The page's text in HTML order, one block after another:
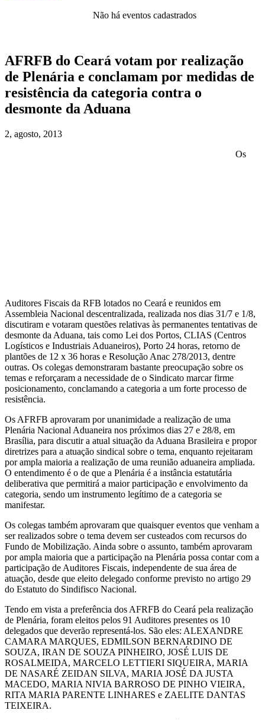
Estudos Técnicos
Ficha Cadastral
Jurídico
Cinemateca
Cultura
Links recomendados
Não há eventos cadastrados
AFRFB do Ceará votam por realização
de Plenária e conclamam por medidas de
resistência da categoria contra o
desmonte da Aduana
2, agosto, 2013
Os
Auditores Fiscais da RFB lotados no Ceará e reunidos em
Assembleia Nacional descentralizada, realizada nos dias 31/7 e 1/8,
discutiram e votaram questões relativas às permanentes tentativas de
desmonte da Aduana, tais como Lei dos Portos, CLIAS (Centros
Logísticos e Industriais Aduaneiros), Porto 24 horas, retorno de
plantões de 12 x 36 horas e Resolução Anac 278/2013, dentre
outras. Os colegas demonstraram bastante preocupação sobre os
temas e reforçaram a necessidade de o Sindicato marcar firme
posicionamento, conclamando a categoria a um forte processo de
resistência.
Os AFRFB aprovaram por unanimidade a realização de uma
Plenária Nacional Aduaneira nos próximos dias 27 e 28/8, em
Brasília, para discutir a atual situação da Aduana Brasileira e propor
diretrizes para a atuação sindical sobre o tema, enquanto rejeitaram
por ampla maioria a realização de uma reunião aduaneira ampliada.
O entendimento é o de que a Plenária é a instância estatutária
deliberativa que permitirá a maior participação e envolvimento da
categoria, sendo um instrumento legítimo de a categoria se
manifestar.
Os colegas também aprovaram que quaisquer eventos que venham a
ser realizados sobre o tema devem ser custeados com recursos do
Fundo de Mobilização. Ainda sobre o assunto, também aprovaram
por ampla maioria que a participação na Plenária possa contar com a
participação de Auditores Fiscais, independente de sua área de
atuação, desde que eleito delegado conforme previsto no artigo 29
do Estatuto do Sindifisco Nacional.
Tendo em vista a preferência dos AFRFB do Ceará pela realização
de Plenária, foram eleitos pelos 91 Auditores presentes os 10
delegados que deverão representá-los. São eles: ALEXANDRE
CAMARA MARQUES, EDMILSON BERNARDINO DE
SOUZA, IRAN DE SOUZA PINHEIRO, JOSÉ LUIS DE
ROSALMEIDA, MARCELO LETTIERI SIQUEIRA, MARIA
DE NASARÉ ZEIDAN SILVA, MARIA JOSÉ DA JUSTA
MACEDO, MARIA NIVIA BARROSO DE PINHO VIEIRA,
RITA MARIA PARENTE LINHARES e ZAELITE DANTAS
TEIXEIRA.